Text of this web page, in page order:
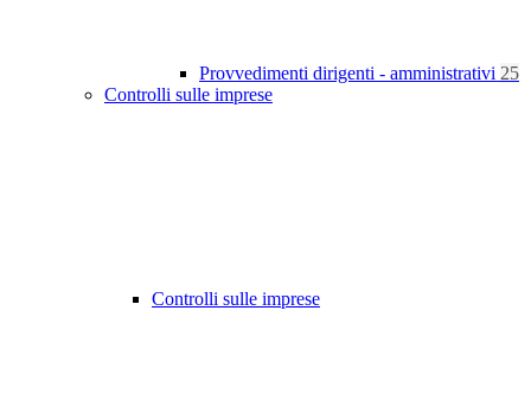
Provvedimenti dirigenti - amministrativi 25
Controlli sulle imprese
Controlli sulle imprese